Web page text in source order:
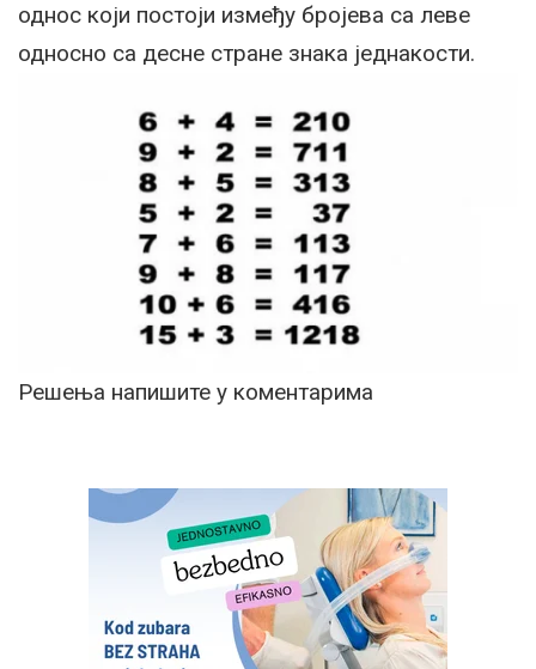
однос који постоји између бројева са леве
односно са десне стране знака једнакости.
Решења напишите у коментарима